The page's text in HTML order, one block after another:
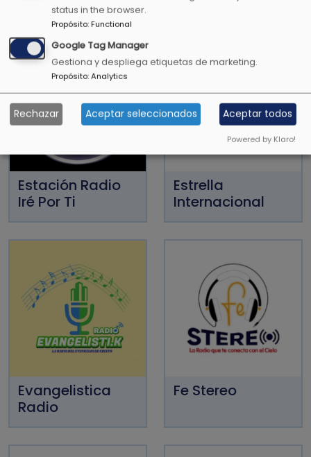
Estación Radio
Iré Por Ti
Estrella
Internacional
Evangelistica
Radio
Fe Stereo
status in the browser.
Propósito:Functional
Google Tag Manager
Gestiona y despliega etiquetas de marketing.
Propósito:Analytics
Rechazar Aceptar seleccionados Aceptar todos
Powered by Klaro!